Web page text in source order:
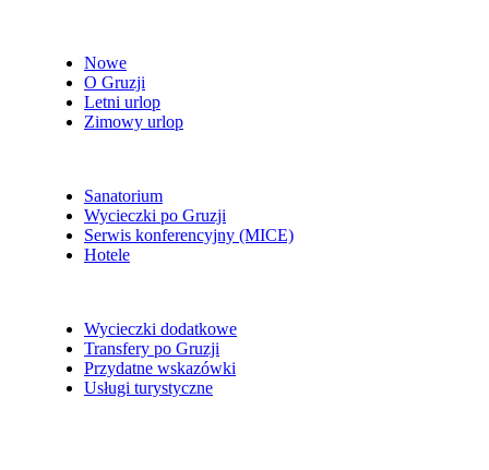
Nowe
O Gruzji
Letni urlop
Zimowy urlop
Sanatorium
Wycieczki po Gruzji
Serwis konferencyjny (MICE)
Hotele
Wycieczki dodatkowe
Transfery po Gruzji
Przydatne wskazówki
Usługi turystyczne